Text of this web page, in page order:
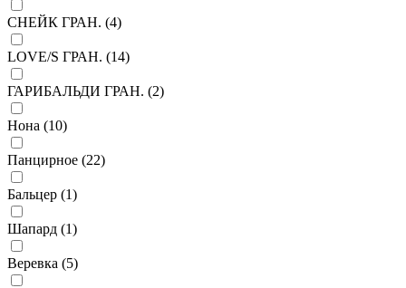
СНЕЙК ГРАН. (4)
LOVE/S ГРАН. (14)
ГАРИБАЛЬДИ ГРАН. (2)
Нона (10)
Панцирное (22)
Бальцер (1)
Шапард (1)
Веревка (5)